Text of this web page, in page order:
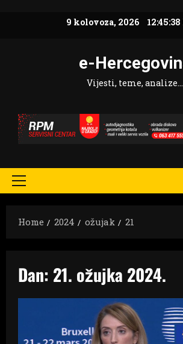
9 kolovoza, 2026
e-
Vijesti, teme, analize…
Primary
Home
2024 ožujak 21
Dan: 21. ožujka 2024.